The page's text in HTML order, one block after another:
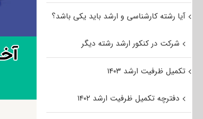
آیا رشته کارشناسی و ارشد باید یکی باشد؟
شرکت در کنکور ارشد رشته دیگر
تکمیل ظرفیت ارشد ۱۴۰۳
دفترچه تکمیل ظرفیت ارشد ۱۴۰۲